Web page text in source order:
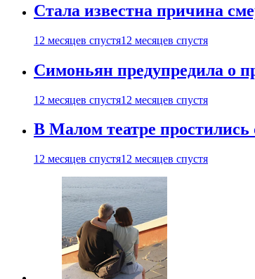
Стала известна причина
12 месяцев спустя12 месяцев спустя
Симоньян предупредила о
12 месяцев спустя12 месяцев спустя
В Малом театре
12 месяцев спустя12 месяцев спустя